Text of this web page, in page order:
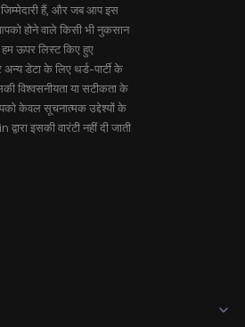
हैं, और जब आप इस
होने वाले किसी भी नुकसान
ऊपर लिस्ट किए हुए
डेटा के लिए थर्ड-पार्टी के
विश्वसनीयता या सटीकता के
केवल सूचनात्मक उद्देश्यों के
इसकी वारंटी नहीं दी जाती